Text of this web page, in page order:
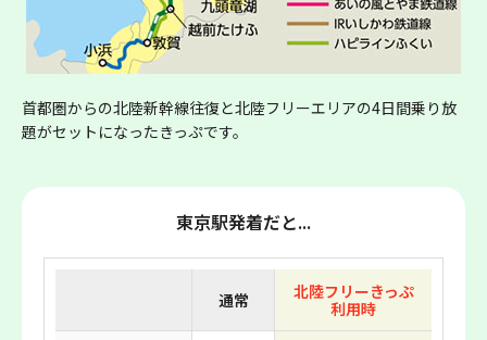
首都圏からの北陸新幹線往復と北陸フリーエリアの4日間乗り放
題がセットになったきっぷです。
東京駅発着だと...
通常
北陸フリーきっぷ
利用時